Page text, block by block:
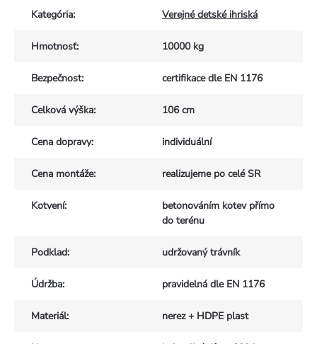
Kategória: Verejné detské ihriská
Hmotnosť: 10000 kg
Bezpečnost: certifikace dle EN 1176
Celková výška: 106 cm
Cena dopravy: individuální
Cena montáže: realizujeme po celé SR
Kotvení:
betonováním kotev přímo
do terénu
Podklad: udržovaný trávník
Údržba: pravidelná dle EN 1176
Materiál: nerez + HDPE plast